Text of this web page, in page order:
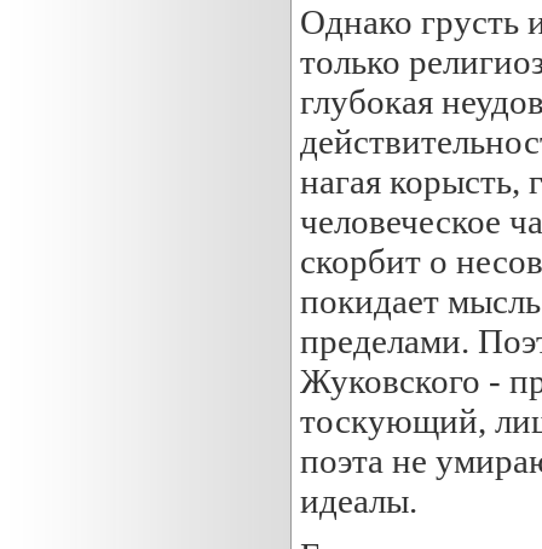
Однако грусть
только
глубокая
нагая корысть,
человеческое
скорбит о
покидает
пределами.
Жуковского -
тоскующий,
поэта не
идеалы.